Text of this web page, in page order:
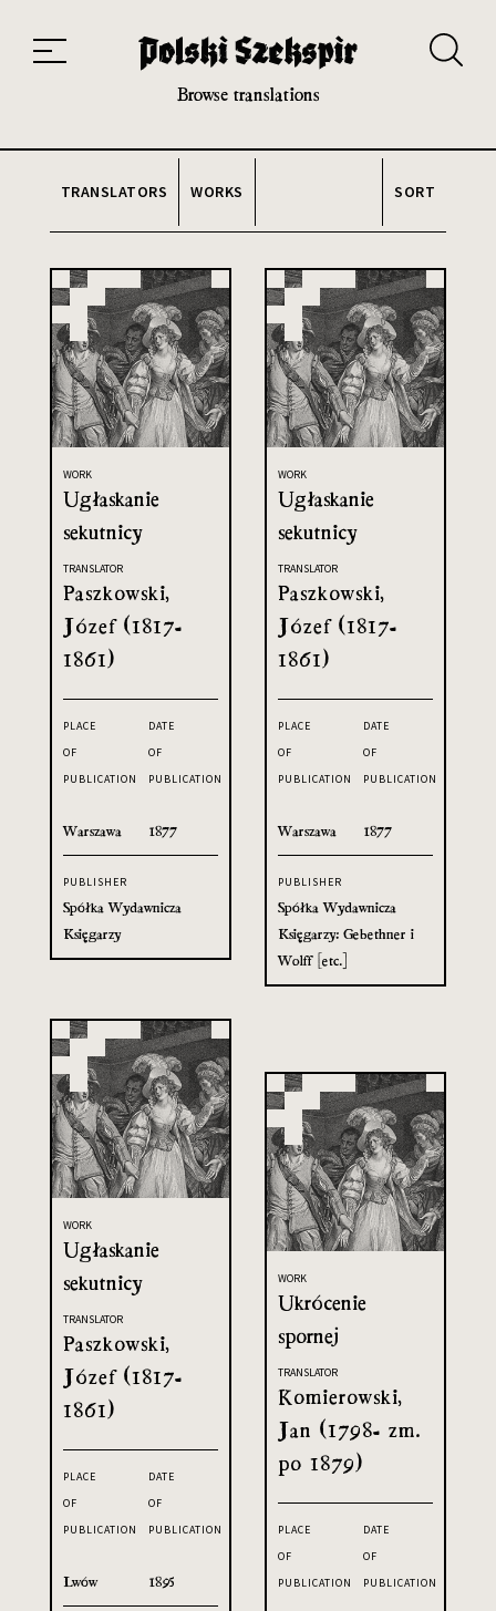
20th and 21st century module
Browse translations
TRANSLATORS WORKS SORT
WORK
Ugłaskanie
sekutnicy
TRANSLATOR
Paszkowski,
Józef (1817-
1861)
PLACE
OF
PUBLICATION
Warszawa
DATE
OF
PUBLICATION
1877
PUBLISHER
Spółka Wydawnicza
Księgarzy
WORK
Ugłaskanie
sekutnicy
TRANSLATOR
Paszkowski,
Józef (1817-
1861)
PLACE
OF
PUBLICATION
Warszawa
DATE
OF
PUBLICATION
1877
PUBLISHER
Spółka Wydawnicza
Księgarzy: Gebethner i
Wolff [etc.]
WORK
Ugłaskanie
sekutnicy
TRANSLATOR
Paszkowski,
Józef (1817-
1861)
PLACE
OF
PUBLICATION
Lwów
DATE
OF
PUBLICATION
1895
WORK
Ukrócenie
spornej
TRANSLATOR
Komierowski,
Jan (1798- zm.
po 1879)
PLACE
OF
PUBLICATION
DATE
OF
PUBLICATION